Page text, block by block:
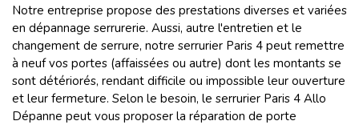
Notre entreprise propose des prestations diverses et variées
en dépannage serrurerie. Aussi, autre l'entretien et le
changement de serrure, notre serrurier Paris 4 peut remettre
à neuf vos portes (affaissées ou autre) dont les montants se
sont détériorés, rendant difficile ou impossible leur ouverture
et leur fermeture. Selon le besoin, le serrurier Paris 4 Allo
Dépanne peut vous proposer la réparation de porte